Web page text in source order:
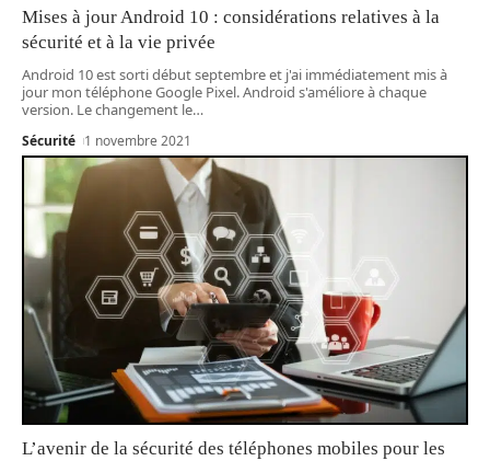
Mises à jour Android 10 : considérations relatives à la
sécurité et à la vie privée
Android 10 est sorti début septembre et j'ai immédiatement mis à
jour mon téléphone Google Pixel. Android s'améliore à chaque
version. Le changement le…
Sécurité 1 novembre 2021
L’avenir de la sécurité des téléphones mobiles pour les